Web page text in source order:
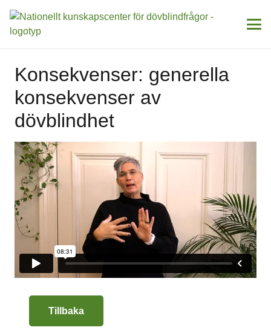
Konsekvenser: generella
konsekvenser av
dövblindhet
Tillbaka